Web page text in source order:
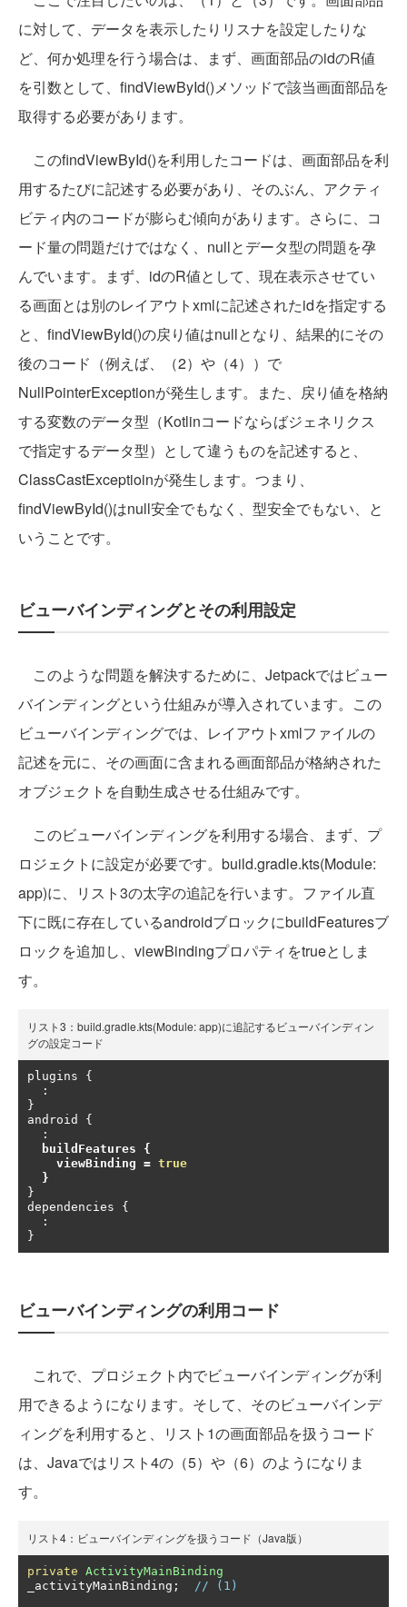
に対して、データを表示したりリスナを設定したりな
ど、何か処理を行う場合は、まず、画面部品のidのR値
を引数として、findViewById()メソッドで該当画面部品を
取得する必要があります。
このfindViewById()を利用したコードは、画面部品を利
用するたびに記述する必要があり、そのぶん、アクティ
ビティ内のコードが膨らむ傾向があります。さらに、コ
ード量の問題だけではなく、nullとデータ型の問題を孕
んでいます。まず、idのR値として、現在表示させてい
る画面とは別のレイアウトxmlに記述されたidを指定する
と、findViewById()の戻り値はnullとなり、結果的にその
後のコード（例えば、（2）や（4））で
NullPointerExceptionが発生します。また、戻り値を格納
する変数のデータ型（Kotlinコードならばジェネリクス
で指定するデータ型）として違うものを記述すると、
ClassCastExceptioinが発生します。つまり、
findViewById()はnull安全でもなく、型安全でもない、と
いうことです。
ビューバインディングとその利用設定
このような問題を解決するために、Jetpackではビュー
バインディングという仕組みが導入されています。この
ビューバインディングでは、レイアウトxmlファイルの
記述を元に、その画面に含まれる画面部品が格納された
オブジェクトを自動生成させる仕組みです。
このビューバインディングを利用する場合、まず、プ
ロジェクトに設定が必要です。build.gradle.kts(Module:
app)に、リスト3の太字の追記を行います。ファイル直
下に既に存在しているandroidブロックにbuildFeaturesブ
ロックを追加し、viewBindingプロパティをtrueとしま
す。
リスト3：build.gradle.kts(Module: app)に追記するビューバインディン
グの設定コード
plugins {
:
}
android {
:
buildFeatures {
    viewBinding
= true
}
}
dependencies {
:
}
ビューバインディングの利用コード
これで、プロジェクト内でビューバインディングが利
用できるようになります。そして、そのビューバインデ
ィングを利用すると、リスト1の画面部品を扱うコード
は、Javaではリスト4の（5）や（6）のようになりま
す。
リスト4：ビューバインディングを扱うコード（Java版）
private ActivityMainBinding
_activityMainBinding ; // (1)